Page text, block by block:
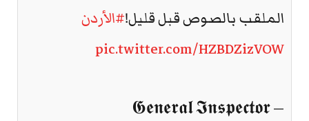
الملقب بالصوص قبل قليل!#الأردن
pic.twitter.com/HZBDZizVOW
— 𝕲𝖊𝖓𝖊𝖗𝖆𝖑 𝕴𝖓𝖘𝖕𝖊𝖈𝖙𝖔𝖗